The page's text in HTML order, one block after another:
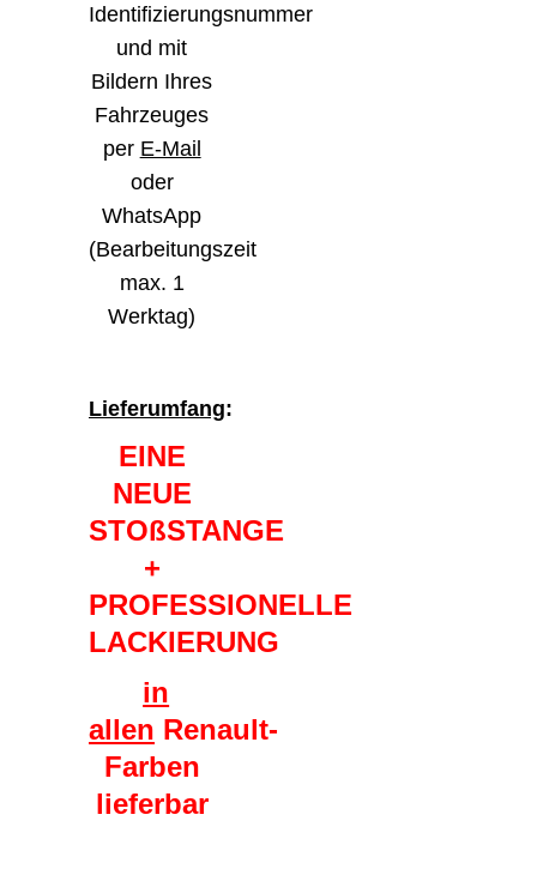
Identifizierungsnummer
und mit
Bildern Ihres
Fahrzeuges
per E-Mail
oder
WhatsApp
(Bearbeitungszeit
max. 1
Werktag)
Lieferumfang:
EINE
NEUE
STOßSTANGE
+
PROFESSIONELLE
LACKIERUNG
in
allen Renault-
Farben
lieferbar